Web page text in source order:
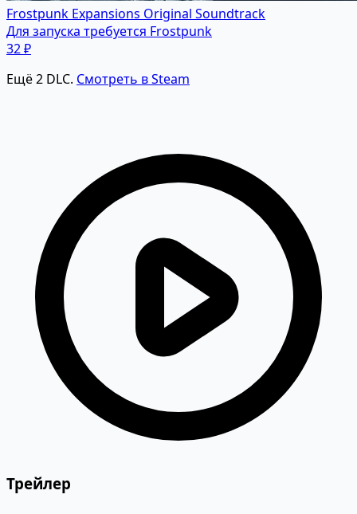
Frostpunk Expansions Original Soundtrack
Для запуска требуется Frostpunk
32 ₽
Ещё 2 DLC. Смотреть в Steam
Трейлер